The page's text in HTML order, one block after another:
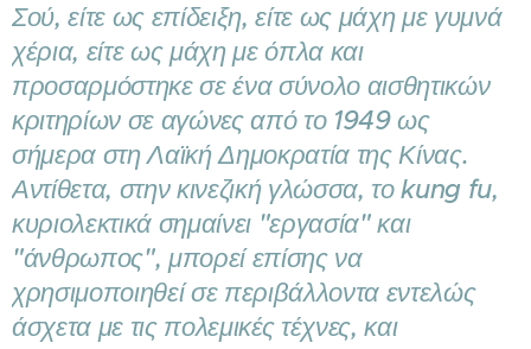
Σού, είτε ως επίδειξη, είτε ως μάχη με γυμνά
χέρια, είτε ως μάχη με όπλα και
προσαρμόστηκε σε ένα σύνολο αισθητικών
κριτηρίων σε αγώνες από το 1949 ως
σήμερα στη Λαϊκή Δημοκρατία της Κίνας.
Αντίθετα, στην κινεζική γλώσσα, το kung fu,
κυριολεκτικά σημαίνει "εργασία" και
"άνθρωπος", μπορεί επίσης να
χρησιμοποιηθεί σε περιβάλλοντα εντελώς
άσχετα με τις πολεμικές τέχνες, και